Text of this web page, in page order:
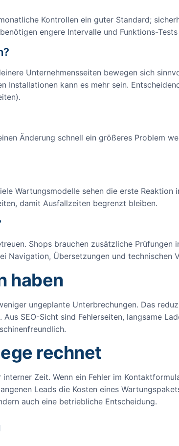
Kontrollen ein guter Standard;
engere Intervalle und Funktions-
Unternehmensseiten bewegen sich
kann es mehr sein.
Änderung schnell ein größeres Problem
Wartungsmodelle sehen die erste Reaktion
damit Ausfallzeiten begrenzt bleiben.
Shops brauchen zusätzliche Prüfungen
Navigation, Übersetzungen und technischen
haben
ungeplante Unterbrechungen. Das
SEO-Sicht sind Fehlerseiten, langsame
rechnet
Zeit. Wenn ein Fehler im
Leads die Kosten eines
auch eine betriebliche Entscheidung.